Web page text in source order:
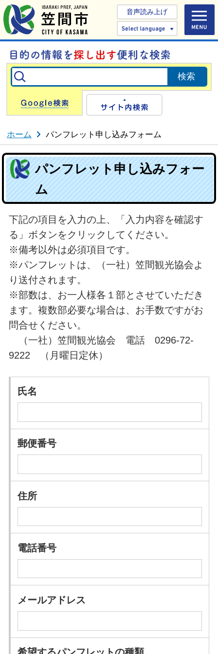
音声読み上げ
Select
Google検索
ホーム パンフレット申し込みフォーム
パンフレット申し込みフォー
ム
下記の項目を入力の上、「入力内容を確認す
る」ボタンをクリックしてください。
※備考以外は必須項目です。
※パンフレットは、（一社）笠間観光協会よ
り送付されます。
※部数は、お一人様各１部とさせていただき
ます。複数部必要な場合は、お手数ですがお
問合せください。
（一社）笠間観光協会 電話 0296-72-
9222 （月曜日定休）
氏名
郵便番号
住所
電話番号
メールアドレス